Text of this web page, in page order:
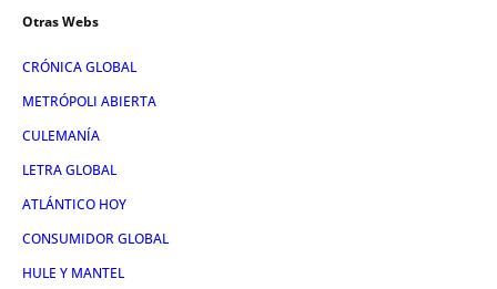
Otras Webs
CRÓNICA GLOBAL
METRÓPOLI ABIERTA
CULEMANÍA
LETRA GLOBAL
ATLÁNTICO HOY
CONSUMIDOR GLOBAL
HULE Y MANTEL